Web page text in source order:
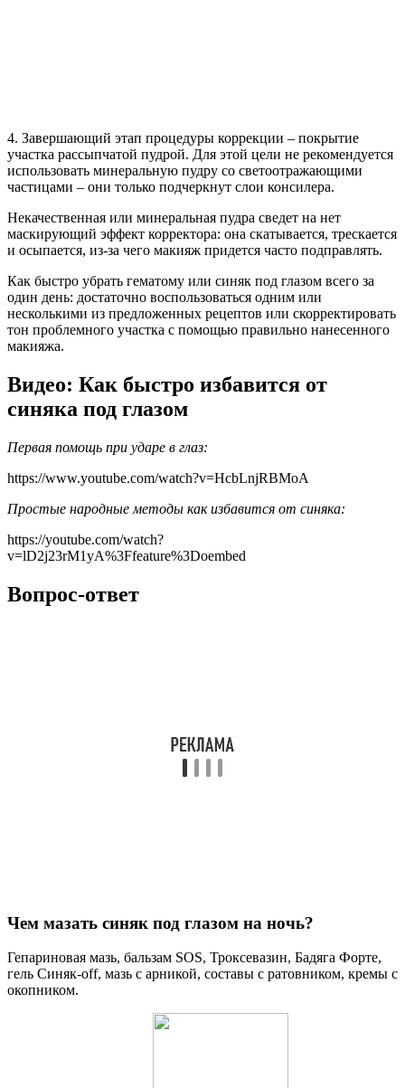
4. Завершающий этап процедуры коррекции – покрытие
участка рассыпчатой пудрой. Для этой цели не рекомендуется
использовать минеральную пудру со светоотражающими
частицами – они только подчеркнут слои консилера.
Некачественная или минеральная пудра сведет на нет
маскирующий эффект корректора: она скатывается, трескается
и осыпается, из-за чего макияж придется часто подправлять.
Как быстро убрать гематому или синяк под глазом всего за
один день: достаточно воспользоваться одним или
несколькими из предложенных рецептов или скорректировать
тон проблемного участка с помощью правильно нанесенного
макияжа.
Видео: Как быстро избавится от
синяка под глазом
Первая помощь при ударе в глаз:
https://www.youtube.com/watch?v=HcbLnjRBMoA
Простые народные методы как избавится от синяка:
https://youtube.com/watch?
v=lD2j23rM1yA%3Ffeature%3Doembed
Вопрос-ответ
Чем мазать синяк под глазом на ночь?
Гепариновая мазь, бальзам SOS, Троксевазин, Бадяга Форте,
гель Синяк-оff, мазь с арникой, составы с ратовником, кремы с
окопником.